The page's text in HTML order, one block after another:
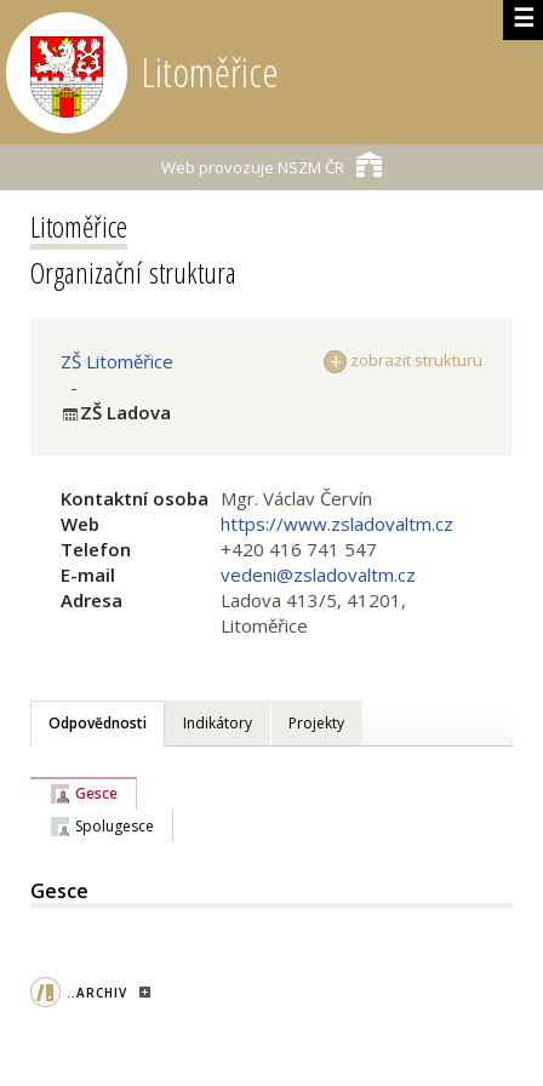
☰
Litoměřice
Web provozuje NSZM ČR
Litoměřice
Organizační struktura
zobrazit strukturu
ZŠ Litoměřice
-
ZŠ Ladova
Kontaktní osoba Mgr. Václav Červín
Web
https://www.zsladovaltm.cz
Telefon
+420 416 741 547
E-mail
vedeni@zsladovaltm.cz
Adresa
Ladova 413/5, 41201,
Litoměřice
Odpovědnosti Indikátory Projekty
Gesce
Spolugesce
Gesce
..ARCHIV